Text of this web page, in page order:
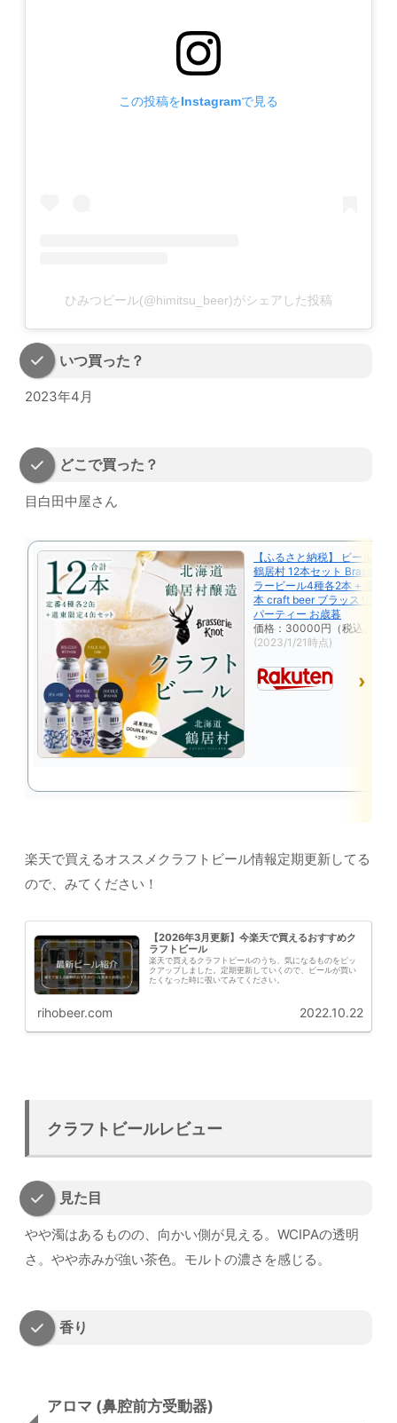
この投稿をInstagramで見る
ひみつビール(@himitsu_beer)がシェアした投稿
いつ買った？
2023年4月
どこで買った？
目白田中屋さん
【ふるさと納税】 ビール ク
鶴居村 12本セット Brasserie
ラービール4種各2本 + 道東
本 craft beer ブラッスリーノ
パーティー お歳暮
価格：30000円（税込、送料
(2023/1/21時点)
楽天で買えるオススメクラフトビール情報定期更新してる
ので、みてください！
【2026年3月更新】今楽天で買えるおすすめク
ラフトビール
楽天で買えるクラフトビールのうち、気になるものをピッ
クアップしました。定期更新していくので、ビールが買い
たくなった時に覗いてみてください。
rihobeer.com 2022.10.22
クラフトビールレビュー
見た目
やや濁はあるものの、向かい側が見える。WCIPAの透明
さ。やや赤みが強い茶色。モルトの濃さを感じる。
香り
アロマ (鼻腔前方受動器)